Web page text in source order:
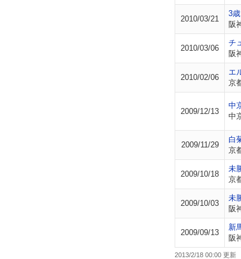
2010/03/21
3歳
阪
2010/03/06
チ
阪
2010/02/06
エ
京
2009/12/13
中
中
2009/11/29
白
京
2009/10/18
未
京
2009/10/03
未
阪
2009/09/13
新
阪
2013/2/18 00:00 更新